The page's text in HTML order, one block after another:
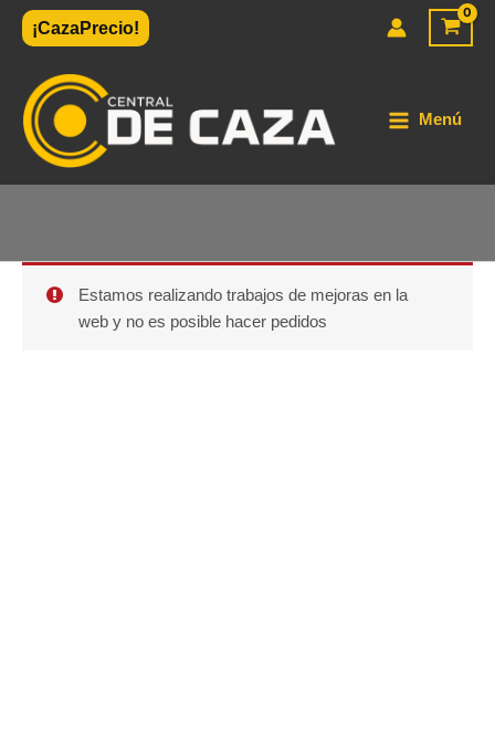
¡CazaPrecio!
Menú
Estamos realizando trabajos de mejoras en la
web y no es posible hacer pedidos